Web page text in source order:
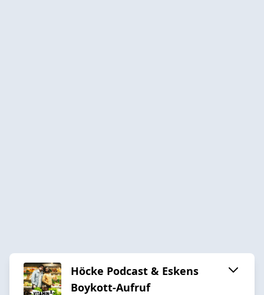
Höcke Podcast & Eskens
Boykott-Aufruf